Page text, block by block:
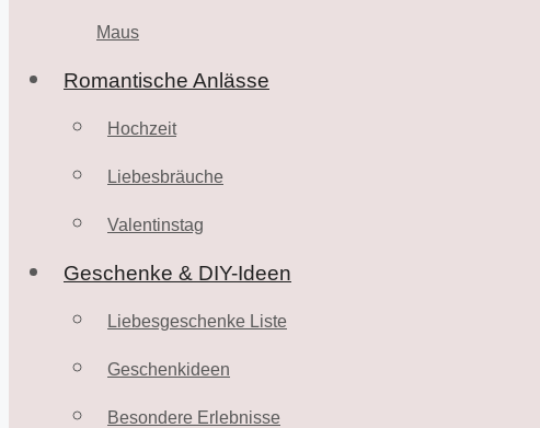
Maus
Romantische Anlässe
Hochzeit
Liebesbräuche
Valentinstag
Geschenke & DIY-Ideen
Liebesgeschenke Liste
Geschenkideen
Besondere Erlebnisse